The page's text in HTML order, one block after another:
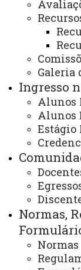
Galeria
Ingresso
Alunos
Alunos
Estágio
Normas,
Normas
Edital
setembro
Edital nº 053/
DE 2024
ACESSOS: